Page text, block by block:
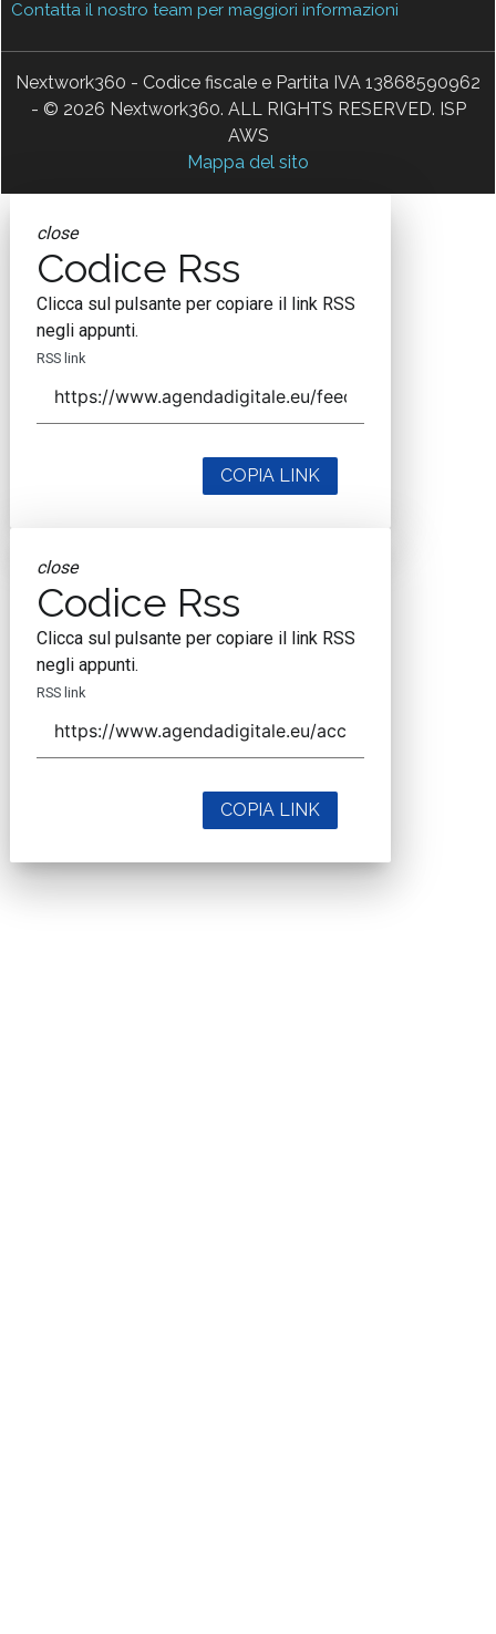
Contatta il nostro team per maggiori informazioni
Nextwork360 - Codice fiscale e Partita IVA 13868590962
- © 2026 Nextwork360. ALL RIGHTS RESERVED. ISP
AWS
Mappa del sito
close
Codice Rss
Clicca sul pulsante per copiare il link RSS
negli appunti.
RSS link
COPIA LINK
close
Codice Rss
Clicca sul pulsante per copiare il link RSS
negli appunti.
RSS link
COPIA LINK